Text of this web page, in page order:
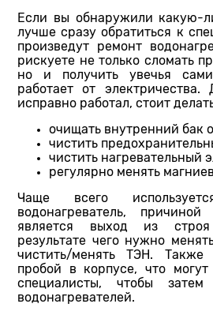
Если вы обнаружили какую-
лучше сразу обратиться к
произведут ремонт
рискуете не только сломать
но и получить увечья
работает от
исправно работал, стоит
очищать внутренний бак
чистить
чистить нагревательный
регулярно менять
Чаще всего
водонагреватель,
является выход из
результате чего нужно
чистить/менять ТЭН. Также
пробой в корпусе, что могут
специалисты, чтобы
водонагревателей.